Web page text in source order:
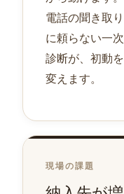
電話の聞き取り
に頼らない一次
診断が、初動を
変えます。
現場の課題